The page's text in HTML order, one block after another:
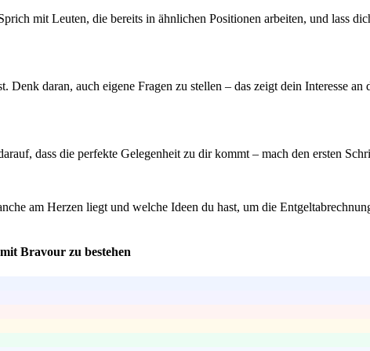
mit Leuten, die bereits in ähnlichen Positionen arbeiten, und lass
daran, auch eigene Fragen zu stellen – das zeigt dein Interesse an
dass die perfekte Gelegenheit zu dir kommt – mach den ersten
am Herzen liegt und welche Ideen du hast, um die
Bravour zu bestehen